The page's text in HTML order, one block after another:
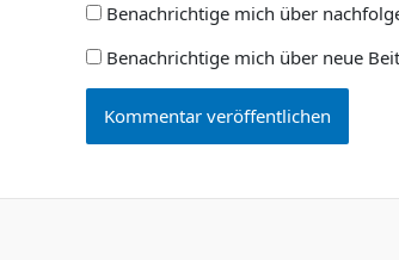
Benachrichtige mich über
Benachrichtige mich über neue